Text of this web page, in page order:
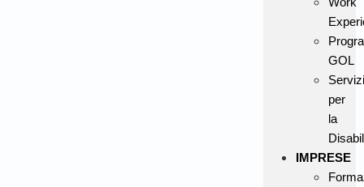
GOL
Servizi
per
la
IMPRESE